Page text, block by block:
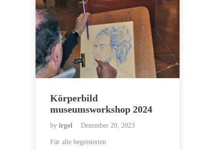
Körperbild
museumsworkshop 2024
by irgol Dezember 20, 2023
Für alle begeisterten